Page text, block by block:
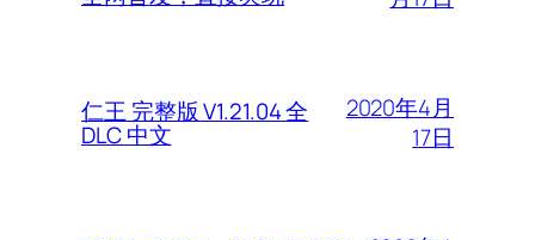
仁王 完整版 V1.21.04 全
DLC 中文
2020年4月
17日